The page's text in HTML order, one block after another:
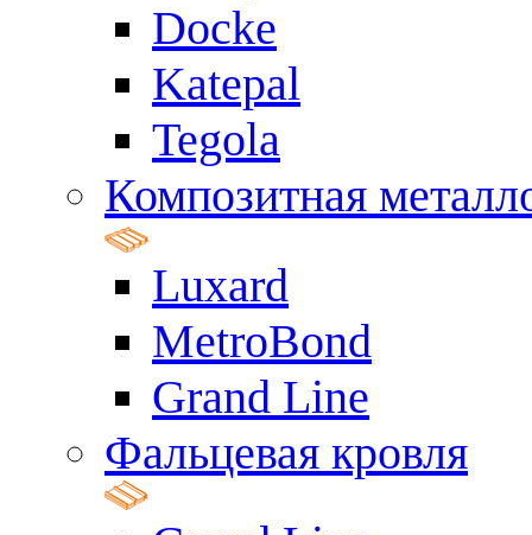
Docke
Katepal
Tegola
Композитная
Luxard
MetroBond
Grand Line
Фальцевая кровля